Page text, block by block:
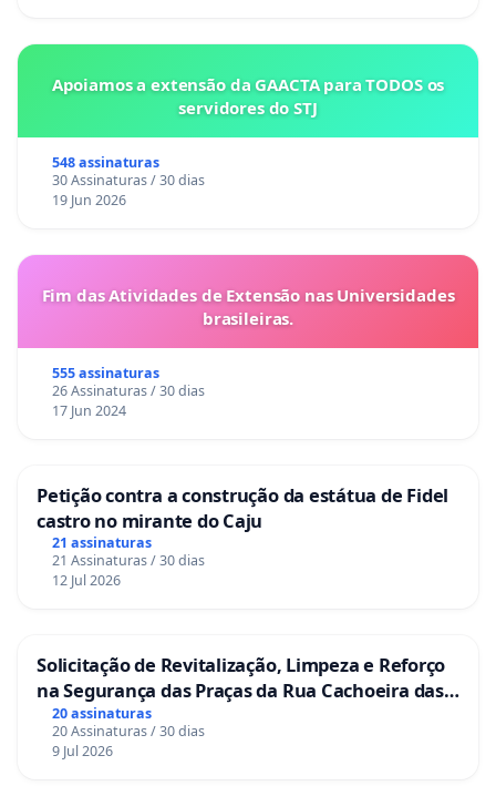
Apoiamos a extensão da GAACTA para TODOS os
servidores do STJ
548 assinaturas
30 Assinaturas / 30 dias
19 Jun 2026
Fim das Atividades de Extensão nas Universidades
brasileiras.
555 assinaturas
26 Assinaturas / 30 dias
17 Jun 2024
Petição contra a construção da estátua de Fidel
castro no mirante do Caju
21 assinaturas
21 Assinaturas / 30 dias
12 Jul 2026
Solicitação de Revitalização, Limpeza e Reforço
na Segurança das Praças da Rua Cachoeira das
Sete Ilhas
20 assinaturas
20 Assinaturas / 30 dias
9 Jul 2026